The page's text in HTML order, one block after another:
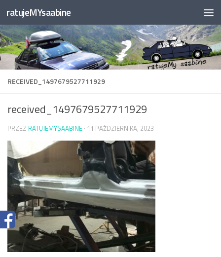
Przejdź do treści
ratujeMYsaabine
RECEIVED_1497679527711929
received_1497679527711929
PRZEZ RATUJEMYSAABINE · 11 PAŹDZIERNIKA, 2023